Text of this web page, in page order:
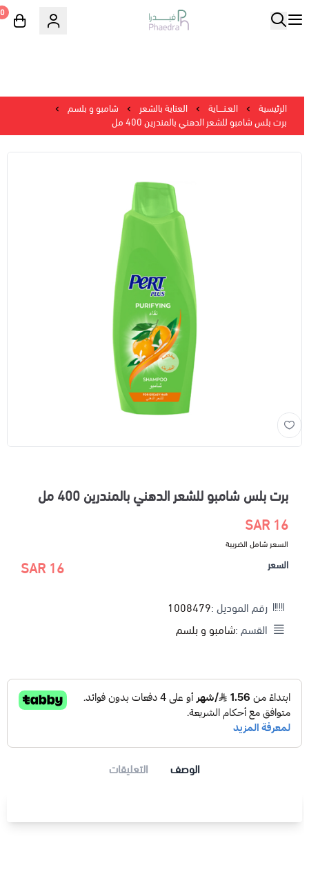
0
الرئيسية العـنــــاية العناية بالشعر
شامبو و بلسم
برت بلس شامبو للشعر الدهني بالمندرين 400 مل
برت بلس شامبو للشعر الدهني بالمندرين 400 مل
16 SAR
السعر شامل الضريبة
السعر 16 SAR
رقم الموديل : 1008479
القسم : شامبو و بلسم
الوصف التعليقات